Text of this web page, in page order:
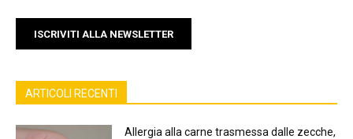
ISCRIVITI ALLA NEWSLETTER
ARTICOLI RECENTI
Allergia alla carne trasmessa dalle zecche,